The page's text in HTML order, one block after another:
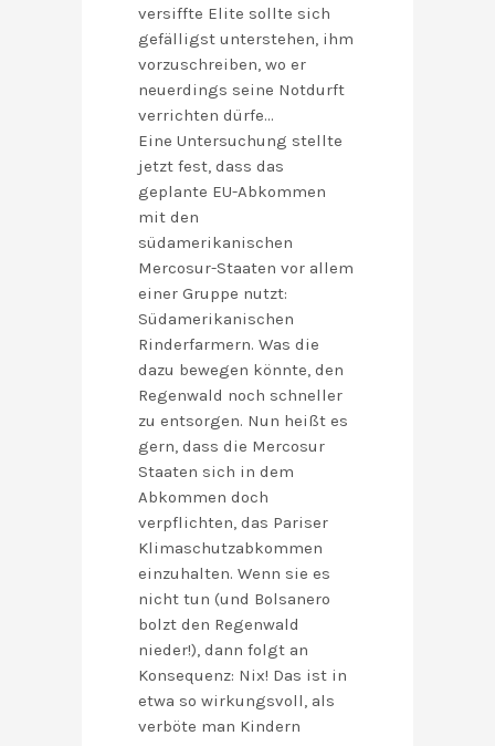
versiffte Elite sollte sich
gefälligst unterstehen, ihm
vorzuschreiben, wo er
neuerdings seine Notdurft
verrichten dürfe…
Eine Untersuchung stellte
jetzt fest, dass das
geplante EU-Abkommen
mit den
südamerikanischen
Mercosur-Staaten vor allem
einer Gruppe nutzt:
Südamerikanischen
Rinderfarmern. Was die
dazu bewegen könnte, den
Regenwald noch schneller
zu entsorgen. Nun heißt es
gern, dass die Mercosur
Staaten sich in dem
Abkommen doch
verpflichten, das Pariser
Klimaschutzabkommen
einzuhalten. Wenn sie es
nicht tun (und Bolsanero
bolzt den Regenwald
nieder!), dann folgt an
Konsequenz: Nix! Das ist in
etwa so wirkungsvoll, als
verböte man Kindern